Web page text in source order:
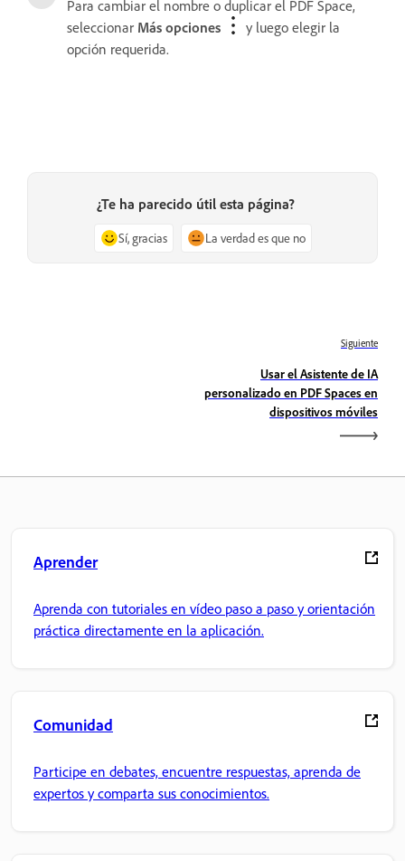
Para cambiar el nombre o duplicar el PDF Space,
seleccionar Más opciones
y luego elegir la
opción requerida.
¿Te ha parecido útil esta página?
Sí, gracias La verdad es que no
Siguiente
Usar el Asistente de IA
personalizado en PDF Spaces en
dispositivos móviles
Aprender
Aprenda con tutoriales en vídeo paso a paso y orientación
práctica directamente en la aplicación.
Comunidad
Participe en debates, encuentre respuestas, aprenda de
expertos y comparta sus conocimientos.